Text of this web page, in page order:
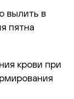
вылить в
пятна
крови при